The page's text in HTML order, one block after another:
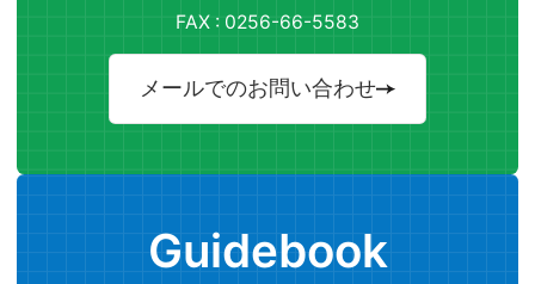
FAX : 0256-66-5583
メールでのお問い合わせ
Guidebook